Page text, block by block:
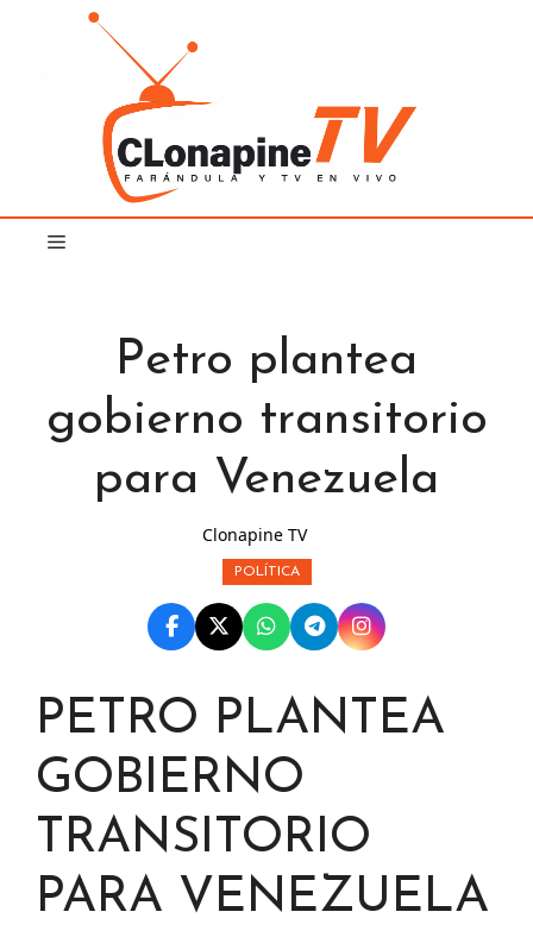
Petro plantea
gobierno transitorio
para Venezuela
Clonapine TV
POLÍTICA
PETRO PLANTEA
GOBIERNO
TRANSITORIO
PARA VENEZUELA